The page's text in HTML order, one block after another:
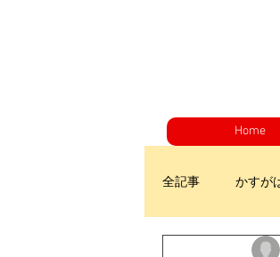
Home
全記事 かすが